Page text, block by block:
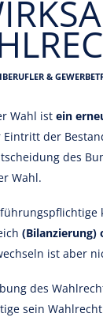
&
Wahl ist ein
Eintritt der
des
Wahl.
(Bilanzierung)
ist aber
des
sein